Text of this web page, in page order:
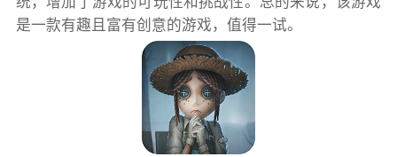
是一款有趣且富有创意的游戏，值得一试。